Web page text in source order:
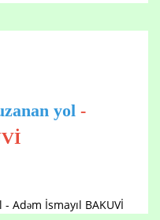
yol -
Adəm İsmayıl BAKUVİ